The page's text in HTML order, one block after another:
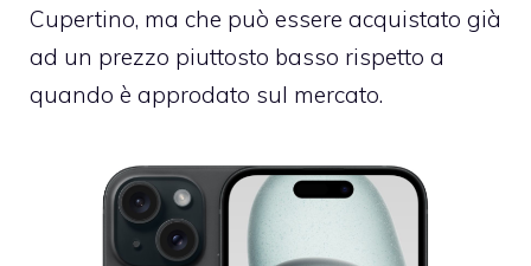
Cupertino, ma che può essere acquistato già
ad un prezzo piuttosto basso rispetto a
quando è approdato sul mercato.